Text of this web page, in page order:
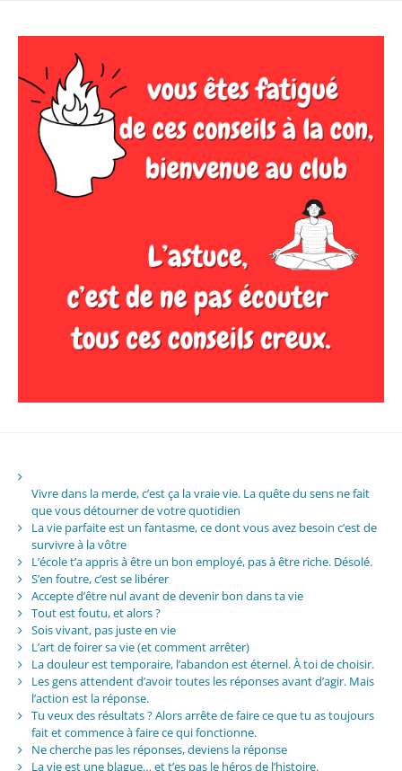
Vivre dans la merde, c’est ça la vraie vie. La quête du sens ne fait
que vous détourner de votre quotidien
La vie parfaite est un fantasme, ce dont vous avez besoin c’est de
survivre à la vôtre
L’école t’a appris à être un bon employé, pas à être riche. Désolé.
S’en foutre, c’est se libérer
Accepte d’être nul avant de devenir bon dans ta vie
Tout est foutu, et alors ?
Sois vivant, pas juste en vie
L’art de foirer sa vie (et comment arrêter)
La douleur est temporaire, l’abandon est éternel. À toi de choisir.
Les gens attendent d’avoir toutes les réponses avant d’agir. Mais
l’action est la réponse.
Tu veux des résultats ? Alors arrête de faire ce que tu as toujours
fait et commence à faire ce qui fonctionne.
Ne cherche pas les réponses, deviens la réponse
La vie est une blague… et t’es pas le héros de l’histoire.